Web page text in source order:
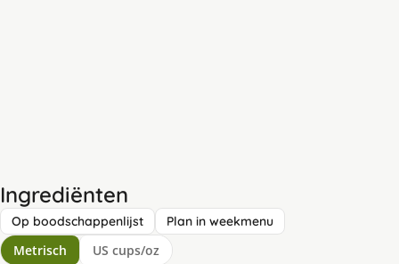
Ingrediënten
Op boodschappenlijst Plan in weekmenu
Metrisch US cups/oz